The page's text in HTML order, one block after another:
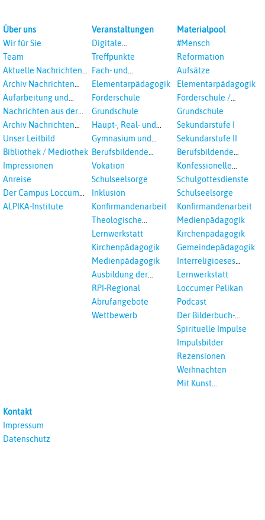
Über uns
Wir für Sie
Team
Aktuelle Nachrichten
aus dem RPI
Archiv Nachrichten
aus dem RPI ab 2018
Aufarbeitung und
Prävention
Landeskirche und EKD
Nachrichten aus der
Landeskirche
Archiv Nachrichten
aus der Landeskirche
Unser Leitbild
Bibliothek / Mediothek
Impressionen
Anreise
Der Campus Loccum
und Loccumer
ALPIKA-Institute
Veranstaltungen
Digitale
Veranstaltungen
Treffpunkte
Fach- und
Studientagungen
Elementarpädagogik
Förderschule
Grundschule
Haupt-, Real- und
Oberschule
Gymnasium und
Gesamtschule
Berufsbildende
Schulen
Vokation
Schulseelsorge
Inklusion
Konfirmandenarbeit
Theologische
Fortbildungen,
Interreligöses Lernen
Lernwerkstatt
Kirchenpädagogik
Medienpädagogik
Ausbildung der
Vikar*innen
RPI-Regional
Abrufangebote
Wettbewerb
Materialpool
#Mensch
Reformation
Aufsätze
Elementarpädagogik
Förderschule /
Inklusion
Grundschule
Sekundarstufe I
Sekundarstufe II
Berufsbildende
Schulen
Konfessionelle
Kooperation
Schulgottesdienste
Schulseelsorge
Konfirmandenarbeit
Medienpädagogik
Kirchenpädagogik
Gemeindepädagogik
Interreligioeses
Lernen
Lernwerkstatt
Loccumer Pelikan
Podcast
Der Bilderbuch-
Podcast
Spirituelle Impulse
Impulsbilder
Rezensionen
Weihnachten
Mit Kunst
Kontakt
Impressum
Datenschutz